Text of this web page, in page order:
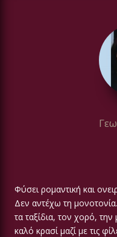
Φύσει ρομαντική και
Δεν αντέχω τη
τα ταξίδια, τον χορό,
καλό κρασί μαζί με τις